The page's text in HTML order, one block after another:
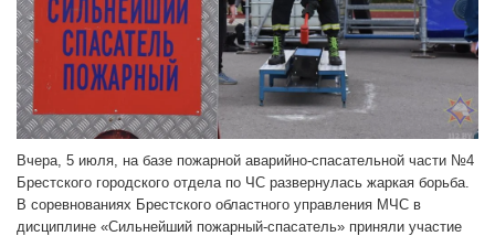
Вчера, 5 июля, на базе пожарной аварийно-спасательной части №4
Брестского городского отдела по ЧС развернулась жаркая борьба.
В соревнованиях Брестского областного управления МЧС в
дисциплине «Сильнейший пожарный-спасатель» приняли участие